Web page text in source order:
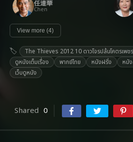
任達華
Chen
View more (4)
The Thieves 2012 10 ดาวโจรปล้นโคตรเพชร
ดูหนังเต็มเรื่อง
พากย์ไทย หนังฝรั่ง หนั
เว็บดูหนัง
Shared 0